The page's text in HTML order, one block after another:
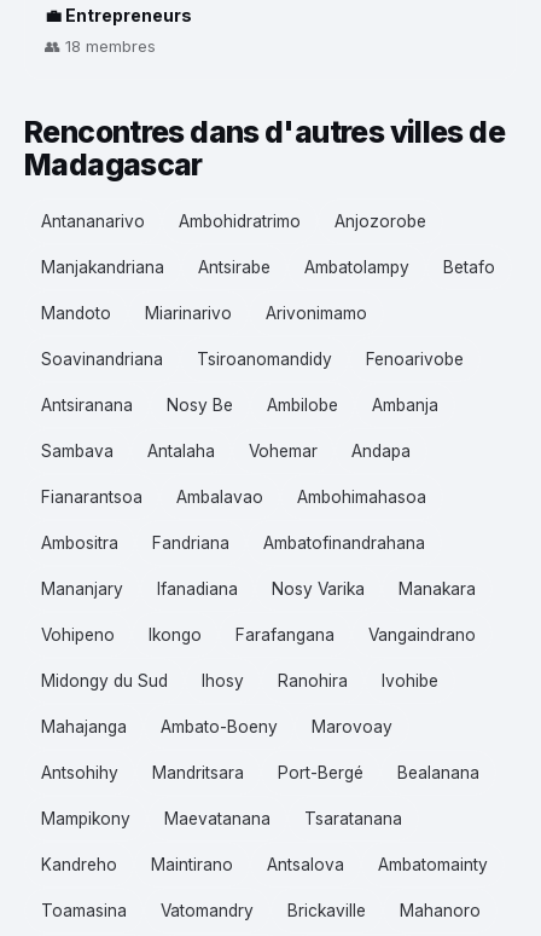
💼 Entrepreneurs
👥 18 membres
Rencontres dans d'autres villes de
Madagascar
Antananarivo Ambohidratrimo Anjozorobe
Manjakandriana Antsirabe Ambatolampy Betafo
Mandoto Miarinarivo Arivonimamo
Soavinandriana Tsiroanomandidy Fenoarivobe
Antsiranana Nosy Be Ambilobe Ambanja
Sambava Antalaha Vohemar Andapa
Fianarantsoa Ambalavao Ambohimahasoa
Ambositra Fandriana Ambatofinandrahana
Mananjary Ifanadiana Nosy Varika Manakara
Vohipeno Ikongo Farafangana Vangaindrano
Midongy du Sud Ihosy Ranohira Ivohibe
Mahajanga Ambato-Boeny Marovoay
Antsohihy Mandritsara Port-Bergé Bealanana
Mampikony Maevatanana Tsaratanana
Kandreho Maintirano Antsalova Ambatomainty
Toamasina Vatomandry Brickaville Mahanoro